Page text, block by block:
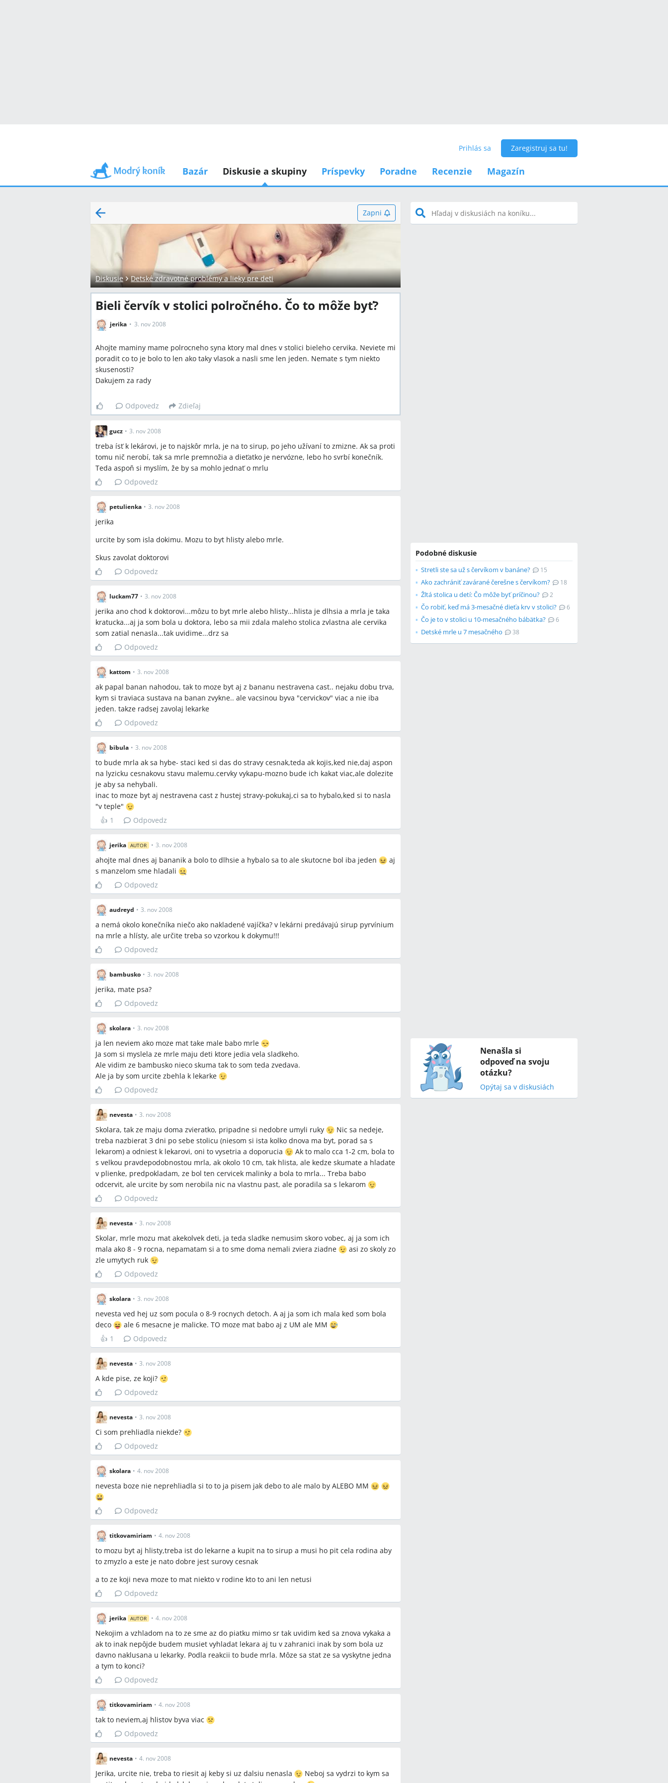
Prihlás sa Zaregistruj sa tu!
Bazár Diskusie a skupiny Príspevky Poradne Recenzie Magazín
Zapni
Diskusie Detské zdravotné problémy a lieky pre deti
Bieli červík v stolici polročného. Čo to môže byť?
jerika 3. nov 2008
Ahojte maminy mame polrocneho syna ktory mal dnes v stolici bieleho cervika. Neviete mi
poradit co to je bolo to len ako taky vlasok a nasli sme len jeden. Nemate s tym niekto
skusenosti?
Dakujem za rady
Odpovedz Zdieľaj
gucz • 3. nov 2008
treba ísť k lekárovi, je to najskôr mrla, je na to sirup, po jeho užívaní to zmizne. Ak sa proti
tomu nič nerobí, tak sa mrle premnožia a dieťatko je nervózne, lebo ho svrbí konečník.
Teda aspoň si myslím, že by sa mohlo jednať o mrlu
Odpovedz
petulienka • 3. nov 2008
jerika
urcite by som isla dokimu. Mozu to byt hlisty alebo mrle.
Skus zavolat doktorovi
Odpovedz
luckam77 • 3. nov 2008
jerika ano chod k doktorovi...môzu to byt mrle alebo hlisty...hlista je dlhsia a mrla je taka
kratucka...aj ja som bola u doktora, lebo sa mii zdala maleho stolica zvlastna ale cervika
som zatial nenasla...tak uvidime...drz sa
Odpovedz
kattom • 3. nov 2008
ak papal banan nahodou, tak to moze byt aj z bananu nestravena cast.. nejaku dobu trva,
kym si traviaca sustava na banan zvykne.. ale vacsinou byva "cervickov" viac a nie iba
jeden. takze radsej zavolaj lekarke
Odpovedz
bibula • 3. nov 2008
to bude mrla ak sa hybe- staci ked si das do stravy cesnak,teda ak kojis,ked nie,daj aspon
na lyzicku cesnakovu stavu malemu.cervky vykapu-mozno bude ich kakat viac,ale dolezite
je aby sa nehybali.
inac to moze byt aj nestravena cast z hustej stravy-pokukaj,ci sa to hybalo,ked si to nasla
"v teple"
👍 1 Odpovedz
jerika AUTOR • 3. nov 2008
ahojte mal dnes aj bananik a bolo to dlhsie a hybalo sa to ale skutocne bol iba jeden
aj
s manzelom sme hladali
Odpovedz
audreyd • 3. nov 2008
a nemá okolo konečníka niečo ako nakladené vajíčka? v lekárni predávajú sirup pyrvínium
na mrle a hlísty, ale určite treba so vzorkou k dokymu!!!
Odpovedz
bambusko • 3. nov 2008
jerika, mate psa?
Odpovedz
skolara • 3. nov 2008
ja len neviem ako moze mat take male babo mrle
Ja som si myslela ze mrle maju deti ktore jedia vela sladkeho.
Ale vidim ze bambusko nieco skuma tak to som teda zvedava.
Ale ja by som urcite zbehla k lekarke
Odpovedz
nevesta • 3. nov 2008
Skolara, tak ze maju doma zvieratko, pripadne si nedobre umyli ruky
Nic sa nedeje,
treba nazbierat 3 dni po sebe stolicu (niesom si ista kolko dnova ma byt, porad sa s
lekarom) a odniest k lekarovi, oni to vysetria a doporucia
Ak to malo cca 1-2 cm, bola to
s velkou pravdepodobnostou mrla, ak okolo 10 cm, tak hlista, ale kedze skumate a hladate
v plienke, predpokladam, ze bol ten cervicek malinky a bola to mrla... Treba babo
odcervit, ale urcite by som nerobila nic na vlastnu past, ale poradila sa s lekarom
Odpovedz
nevesta • 3. nov 2008
Skolar, mrle mozu mat akekolvek deti, ja teda sladke nemusim skoro vobec, aj ja som ich
mala ako 8 - 9 rocna, nepamatam si a to sme doma nemali zviera ziadne
asi zo skoly zo
zle umytych ruk
Odpovedz
skolara • 3. nov 2008
nevesta ved hej uz som pocula o 8-9 rocnych detoch. A aj ja som ich mala ked som bola
deco
ale 6 mesacne je malicke. TO moze mat babo aj z UM ale MM
👍 1 Odpovedz
nevesta • 3. nov 2008
A kde pise, ze koji?
Odpovedz
nevesta • 3. nov 2008
Ci som prehliadla niekde?
Odpovedz
skolara • 4. nov 2008
nevesta boze nie neprehliadla si to to ja pisem jak debo to ale malo by ALEBO MM
Odpovedz
titkovamiriam • 4. nov 2008
to mozu byt aj hlisty,treba ist do lekarne a kupit na to sirup a musi ho pit cela rodina aby
to zmyzlo a este je nato dobre jest surovy cesnak
a to ze koji neva moze to mat niekto v rodine kto to ani len netusi
Odpovedz
jerika AUTOR • 4. nov 2008
Nekojim a vzhladom na to ze sme az do piatku mimo sr tak uvidim ked sa znova vykaka a
ak to inak nepôjde budem musiet vyhladat lekara aj tu v zahranici inak by som bola uz
davno naklusana u lekarky. Podla reakcii to bude mrla. Môze sa stat ze sa vyskytne jedna
a tym to konci?
Odpovedz
titkovamiriam • 4. nov 2008
tak to neviem,aj hlistov byva viac
Odpovedz
nevesta • 4. nov 2008
Jerika, urcite nie, treba to riesit aj keby si uz dalsiu nenasla
Neboj sa vydrzi to kym sa
Podobné diskusie
Stretli ste sa už s červíkom v banáne? 15
Ako zachrániť zavárané čerešne s červíkom? 18
Žltá stolica u detí: Čo môže byť príčinou? 2
Čo robiť, keď má 3-mesačné dieťa krv v stolici? 6
Čo je to v stolici u 10-mesačného bábätka? 6
Detské mrle u 7 mesačného 38
Nenašla si
odpoveď na svoju
otázku?
Opýtaj sa v diskusiách